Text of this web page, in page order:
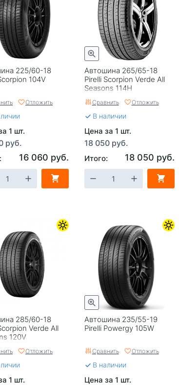
225/60-18
104V
Отложить
1 шт.
руб.
16 060 руб.
Автошина 265/65-18
Pirelli Scorpion Verde All
Seasons 114H
Сравнить Отложить
В наличии
Цена за 1 шт.
18 050 руб.
Итого: 18 050 руб.
285/60-18
Verde All
120V
Отложить
1 шт.
Автошина 235/55-19
Pirelli Powergy 105W
Сравнить Отложить
В наличии
Цена за 1 шт.